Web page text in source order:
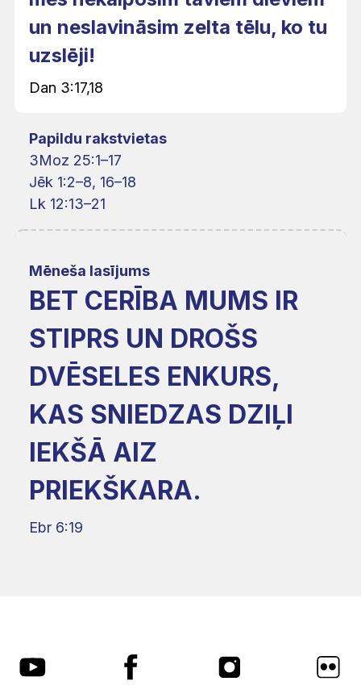
un neslavināsim zelta tēlu, ko tu
uzslēji!
Dan 3:17,18
Papildu rakstvietas
3Moz 25:1–17
Jēk 1:2–8, 16–18
Lk 12:13–21
Mēneša lasījums
BET CERĪBA MUMS IR
STIPRS UN DROŠS
DVĒSELES ENKURS,
KAS SNIEDZAS DZIĻI
IEKŠĀ AIZ
PRIEKŠKARA.
Ebr 6:19